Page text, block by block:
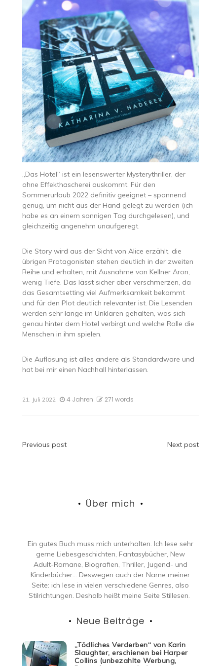
„Das Hotel“ ist ein lesenswerter Mysterythriller, der
ohne Effekthascherei auskommt. Für den
Sommerurlaub 2022 definitiv geeignet – spannend
genug, um nicht aus der Hand gelegt zu werden (ich
habe es an einem sonnigen Tag durchgelesen), und
gleichzeitig angenehm unaufgeregt.
Die Story wird aus der Sicht von Alice erzählt, die
übrigen Protagonisten stehen deutlich in der zweiten
Reihe und erhalten, mit Ausnahme von Kellner Aron,
wenig Tiefe. Das lässt sicher aber verschmerzen, da
das Gesamtsetting viel Aufmerksamkeit bekommt
und für den Plot deutlich relevanter ist. Die Lesenden
werden sehr lange im Unklaren gehalten, was sich
genau hinter dem Hotel verbirgt und welche Rolle die
Menschen in ihm spielen.
Die Auflösung ist alles andere als Standardware und
hat bei mir einen Nachhall hinterlassen.
21. Juli 2022 4 Jahren 271 words
Beitragsnavigation
Previous post Next post
Über mich
Ein gutes Buch muss mich unterhalten. Ich lese sehr
gerne Liebesgeschichten, Fantasybücher, New
Adult-Romane, Biografien, Thriller, Jugend- und
Kinderbücher… Deswegen auch der Name meiner
Seite: ich lese in vielen verschiedene Genres, also
Stilrichtungen. Deshalb heißt meine Seite Stillesen.
Neue Beiträge
„Tödliches Verderben“ von Karin
Slaughter, erschienen bei Harper
Collins (unbezahlte Werbung,